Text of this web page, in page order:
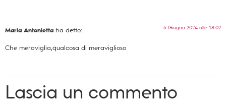
Maria Antonietta ha detto: 5 Giugno 2024 alle 18:02
Che meraviglia,qualcosa di meraviglioso
Lascia un commento